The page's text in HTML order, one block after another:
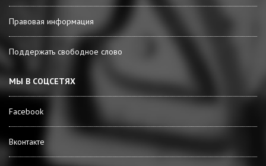
Правовая информация
Поддержать свободное слово
МЫ В СОЦСЕТЯХ
Facebook
Вконтакте